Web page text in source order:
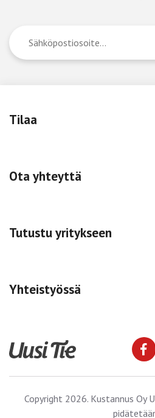
Tilaa
Ota yhteyttä
Tutustu yritykseen
Yhteistyössä
Copyright 2026. Kustannus Oy